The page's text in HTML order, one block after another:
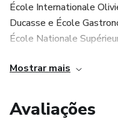
- Polpa de frutas e suco
- Especiarias em pó;
- Bebidas alcoólicas com
- Castanhas e frutas secas
École Internationale
Ducasse e École
École Nationale
Também fiz cursos mais
Tecnologia de fabricação
de chocolate, Processo
Mostrar mais
Avaliações